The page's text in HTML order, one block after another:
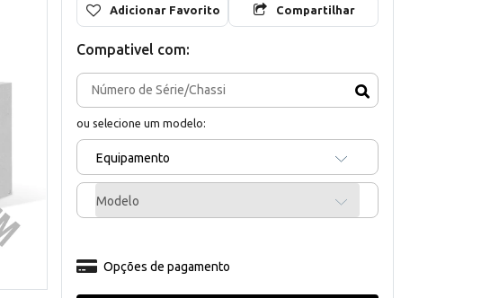
Adicionar Favorito Compartilhar
Compativel com:
ou selecione um modelo:
Equipamento
Modelo
Opções de pagamento